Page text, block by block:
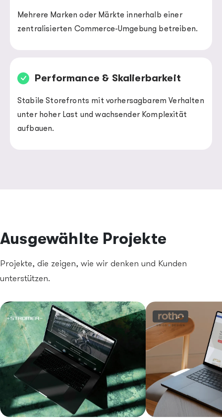
Mehrere Marken oder Märkte innerhalb einer
zentralisierten Commerce-Umgebung betreiben.
Performance & Skalierbarkeit
Stabile Storefronts mit vorhersagbarem Verhalten
unter hoher Last und wachsender Komplexität
aufbauen.
Ausgewählte Projekte
Image
Image
Image
Image
Projekte, die zeigen, wie wir denken und Kunden
unterstützen.